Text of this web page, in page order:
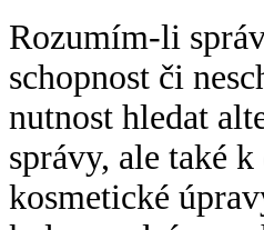
Rozumím-li
schopnost či
nutnost hledat
správy, ale také
kosmetické